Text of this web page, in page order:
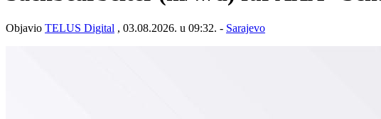
Objavio TELUS Digital , 03.08.2026. u 09:32. - Sarajevo